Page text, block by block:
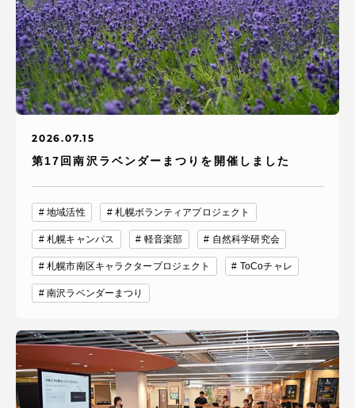
2026.07.15
第17回南沢ラベンダーまつりを開催しました
地域活性 札幌ボランティアプロジェクト
札幌キャンパス 軽音楽部 自然科学研究会
札幌市南区キャラクタープロジェクト ToCoチャレ
南沢ラベンダーまつり